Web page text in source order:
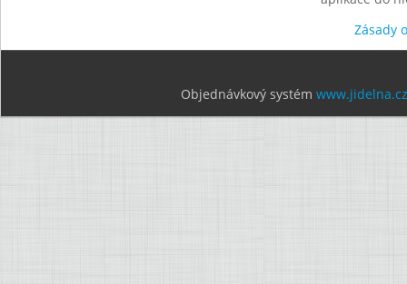
Zásady
Objednávkový systém www.jidelna.cz